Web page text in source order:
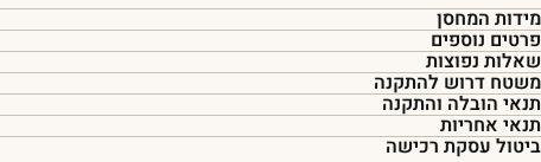
מידות המחסן
פרטים נוספים
שאלות נפוצות
משטח דרוש להתקנה
תנאי הובלה והתקנה
תנאי אחריות
ביטול עסקת רכישה